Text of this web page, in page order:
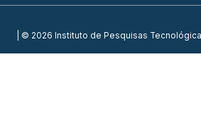
| © 2026 Instituto de Pesquisas